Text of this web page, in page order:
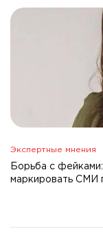
Экспертные мнения
Борьба с
маркировать СМИ